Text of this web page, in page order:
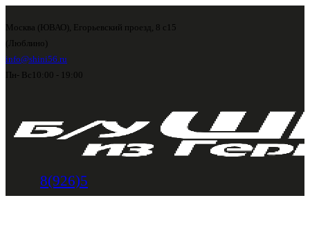
Москва (ЮВАО), Егорьевский проезд, 8 с15
(Люблино)
info@shini56.ru
Пн- Вс 10:00 - 19:00
8(926)5